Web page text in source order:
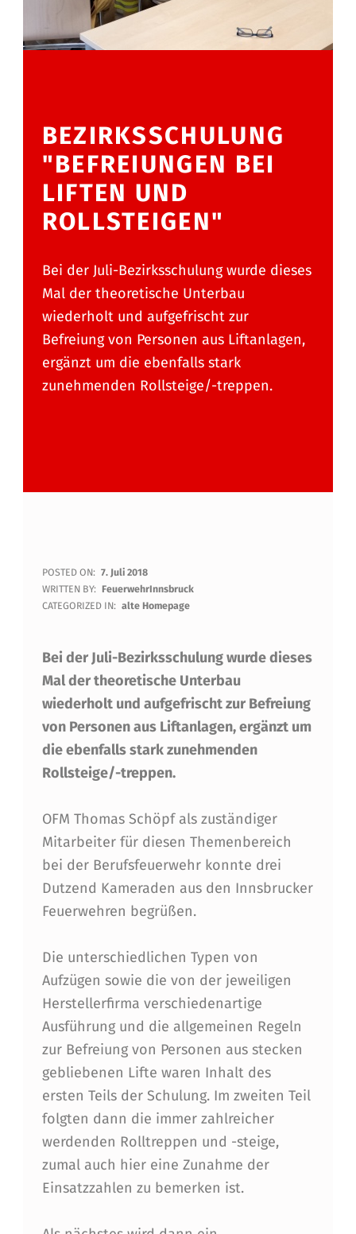
BEZIRKSSCHULUNG
"BEFREIUNGEN BEI
LIFTEN UND
ROLLSTEIGEN"
Bei der Juli-Bezirksschulung wurde dieses
Mal der theoretische Unterbau
wiederholt und aufgefrischt zur
Befreiung von Personen aus Liftanlagen,
ergänzt um die ebenfalls stark
zunehmenden Rollsteige/-treppen.
B
E
I
R
K
S
S
C
H
U
L
U
N
G
"
B
E
F
R
E
I
POSTED ON: 7. Juli 2018
WRITTEN BY: FeuerwehrInnsbruck
CATEGORIZED IN: alte Homepage
Bei der Juli-Bezirksschulung wurde dieses
Mal der theoretische Unterbau
wiederholt und aufgefrischt zur Befreiung
von Personen aus Liftanlagen, ergänzt um
die ebenfalls stark zunehmenden
Rollsteige/-treppen.
OFM Thomas Schöpf als zuständiger
Mitarbeiter für diesen Themenbereich
bei der Berufsfeuerwehr konnte drei
Dutzend Kameraden aus den Innsbrucker
Feuerwehren begrüßen.
Die unterschiedlichen Typen von
Aufzügen sowie die von der jeweiligen
Herstellerfirma verschiedenartige
Ausführung und die allgemeinen Regeln
zur Befreiung von Personen aus stecken
gebliebenen Lifte waren Inhalt des
ersten Teils der Schulung. Im zweiten Teil
folgten dann die immer zahlreicher
werdenden Rolltreppen und -steige,
zumal auch hier eine Zunahme der
Einsatzzahlen zu bemerken ist.